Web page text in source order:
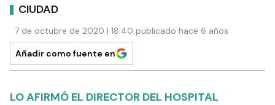
CIUDAD
7 de octubre de 2020 | 18:40 publicado hace 6 años
Añadir como fuente en
LO AFIRMÓ EL DIRECTOR DEL HOSPITAL